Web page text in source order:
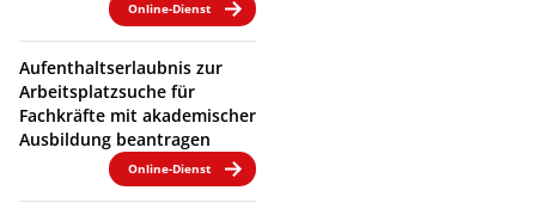
Online-Dienst
Aufenthaltserlaubnis zur
Arbeitsplatzsuche für
Fachkräfte mit akademischer
Ausbildung beantragen
Online-Dienst